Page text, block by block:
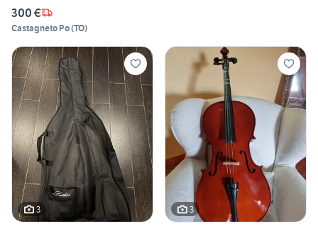
300 €
Castagneto Po(TO)
3 3